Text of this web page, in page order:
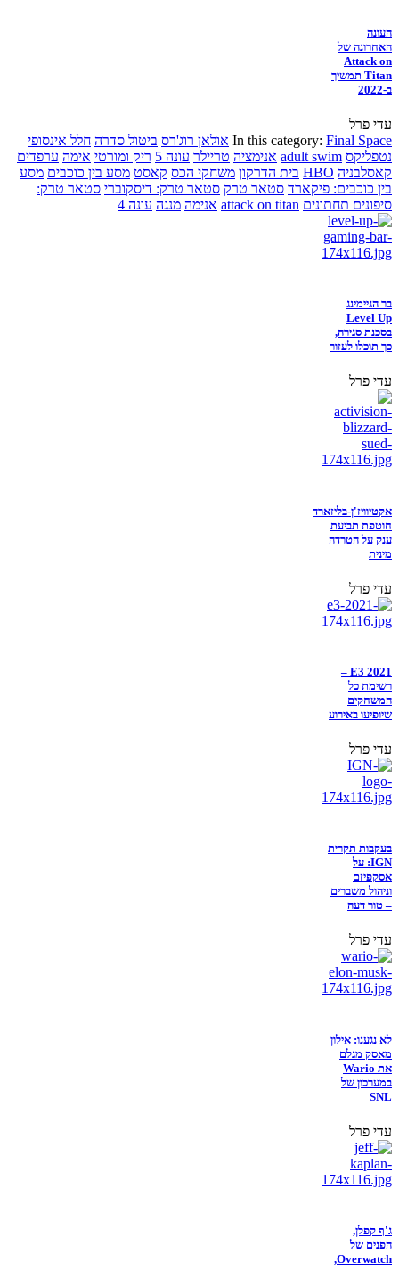
העונה
האחרונה של
Attack on
Titan תמשיך
ב-2022
עדי פרל
In this category: Final Space אולאן רוג'רס ביטול סדרה חלל אינסופי
נטפליקס adult swim אנימציה טריילר עונה 5 ריק ומורטי אימה ערפדים
קאסלבניה HBO בית הדרקון משחקי הכס קאסט מסע בין כוכבים מסע
בין כוכבים: פיקארד סטאר טרק סטאר טרק: דיסקוברי סטאר טרק:
סיפונים תחתונים attack on titan אנימה מנגה עונה 4
בר הגיימינג
Level Up
בסכנת סגירה,
כך תוכלו לעזור
עדי פרל
אקטיוויז'ן-בליזארד
חוטפת תביעת
ענק על הטרדה
מינית
עדי פרל
E3 2021 –
רשימת כל
המשחקים
שיופיעו באירוע
עדי פרל
בעקבות תקרית
IGN: על
אסקפיזם
וניהול משברים
– טור דעה
עדי פרל
לא נגענו: אילון
מאסק מגלם
את Wario
במערכון של
SNL
עדי פרל
ג'ף קפלן,
הפנים של
Overwatch,